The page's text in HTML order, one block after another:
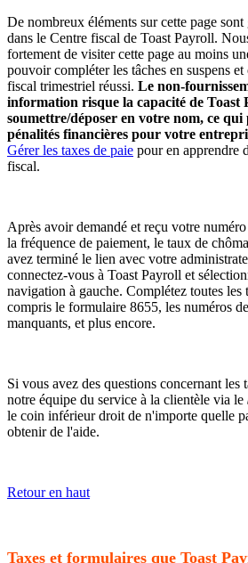
De nombreux éléments sur cette page
dans le Centre fiscal de Toast Payroll.
fortement de visiter cette page au moins
pouvoir compléter les tâches en suspens
fiscal trimestriel réussi. Le non-
information risque la capacité de Toast
soumettre/déposer en votre nom, ce
pénalités financières pour votre
Gérer les taxes de paie pour en apprendre
fiscal.
Après avoir demandé et reçu votre
la fréquence de paiement, le taux de
avez terminé le lien avec votre
connectez-vous à Toast Payroll et
navigation à gauche. Complétez toutes
compris le formulaire 8655, les numéros
manquants, et plus encore.
Si vous avez des questions concernant les
notre équipe du service à la clientèle via le
le coin inférieur droit de n'importe quelle
obtenir de l'aide.
Retour en haut
Taxes et formulaires que Toast